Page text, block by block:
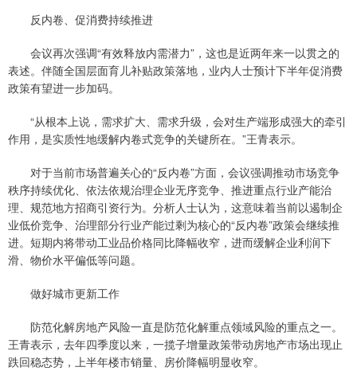
反内卷、促消费持续推进
会议再次强调“有效释放内需潜力”，这也是近两年来一以贯之的
表述。伴随全国层面育儿补贴政策落地，业内人士预计下半年促消费
政策有望进一步加码。
“从根本上说，需求扩大、需求升级，会对生产端形成强大的牵引
作用，是实质性地缓解内卷式竞争的关键所在。”王青表示。
对于当前市场普遍关心的“反内卷”方面，会议强调推动市场竞争
秩序持续优化、依法依规治理企业无序竞争、推进重点行业产能治
理、规范地方招商引资行为。分析人士认为，这意味着当前以遏制企
业低价竞争、治理部分行业产能过剩为核心的“反内卷”政策会继续推
进。短期内将带动工业品价格同比降幅收窄，进而缓解企业利润下
滑、物价水平偏低等问题。
做好城市更新工作
防范化解房地产风险一直是防范化解重点领域风险的重点之一。
王青表示，去年四季度以来，一揽子增量政策带动房地产市场出现止
跌回稳态势，上半年楼市销量、房价降幅明显收窄。